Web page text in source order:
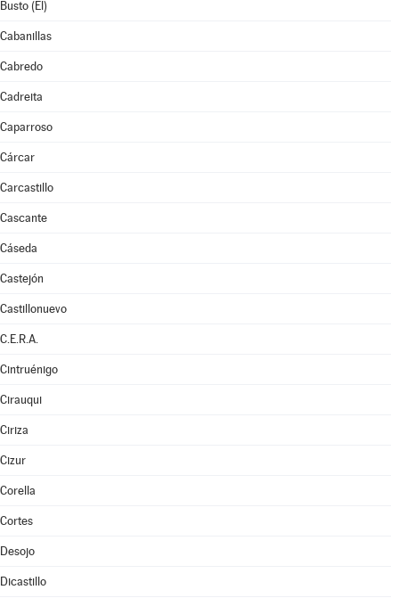
Busto (El)
Cabanillas
Cabredo
Cadreita
Caparroso
Cárcar
Carcastillo
Cascante
Cáseda
Castejón
Castillonuevo
C.E.R.A.
Cintruénigo
Cirauqui
Ciriza
Cizur
Corella
Cortes
Desojo
Dicastillo